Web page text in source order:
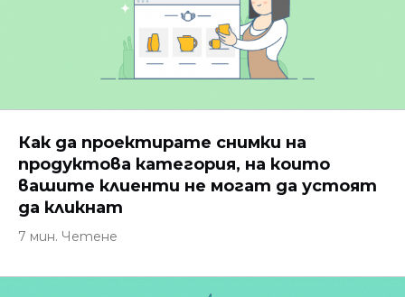
Как да проектирате снимки на
продуктова категория, на които
вашите клиенти не могат да устоят
да кликнат
7 мин. Четене